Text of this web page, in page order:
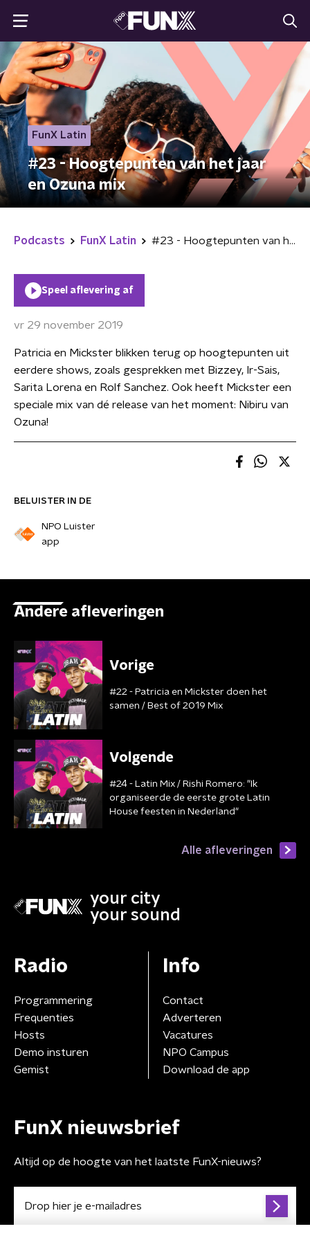
FunX Latin
#23 - Hoogtepunten van het jaar
en Ozuna mix
Podcasts FunX Latin #23 - Hoogtepunten van het jaar en Ozuna mix
BELUISTER IN DE
NPO Luister
app
Speel aflevering af
vr 29 november 2019
Patricia en Mickster blikken terug op hoogtepunten uit
eerdere shows, zoals gesprekken met Bizzey, Ir-Sais,
Sarita Lorena en Rolf Sanchez. Ook heeft Mickster een
speciale mix van dé release van het moment: Nibiru van
Ozuna!
Andere afleveringen
Vorige
#22 - Patricia en Mickster doen het
samen / Best of 2019 Mix
Volgende
#24 - Latin Mix / Rishi Romero: "Ik
organiseerde de eerste grote Latin
House feesten in Nederland"
Alle afleveringen
your city
your sound
Radio
Programmering
Frequenties
Hosts
Demo insturen
Gemist
Info
Contact
Adverteren
Vacatures
NPO Campus
Download de app
FunX nieuwsbrief
Altijd op de hoogte van het laatste FunX-nieuws?